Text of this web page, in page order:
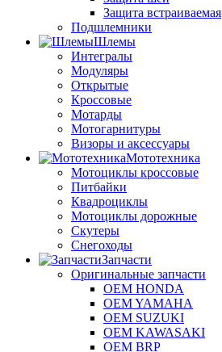
Защита встраиваемая
Подшлемники
Шлемы
Интегралы
Модуляры
Открытые
Кроссовые
Мотарды
Мотогарнитуры
Визоры и аксессуары
Мототехника
Мотоциклы кроссовые
Питбайки
Квадроциклы
Мотоциклы дорожные
Скутеры
Снегоходы
Запчасти
Оригинальные запчасти
OEM HONDA
OEM YAMAHA
OEM SUZUKI
OEM KAWASAKI
OEM BRP